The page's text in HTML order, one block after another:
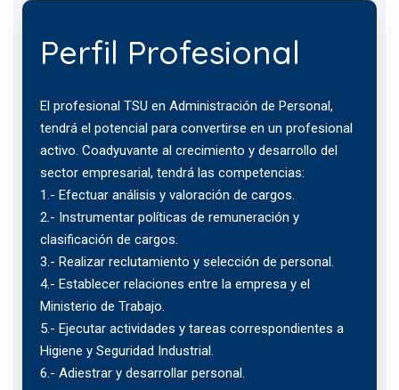
Perfil Profesional
El profesional TSU en Administración de Personal,
tendrá el potencial para convertirse en un profesional
activo. Coadyuvante al crecimiento y desarrollo del
sector empresarial, tendrá las competencias:
1.- Efectuar análisis y valoración de cargos.
2.- Instrumentar políticas de remuneración y
clasificación de cargos.
3.- Realizar reclutamiento y selección de personal.
4.- Establecer relaciones entre la empresa y el
Ministerio de Trabajo.
5.- Ejecutar actividades y tareas correspondientes a
Higiene y Seguridad Industrial.
6.- Adiestrar y desarrollar personal.